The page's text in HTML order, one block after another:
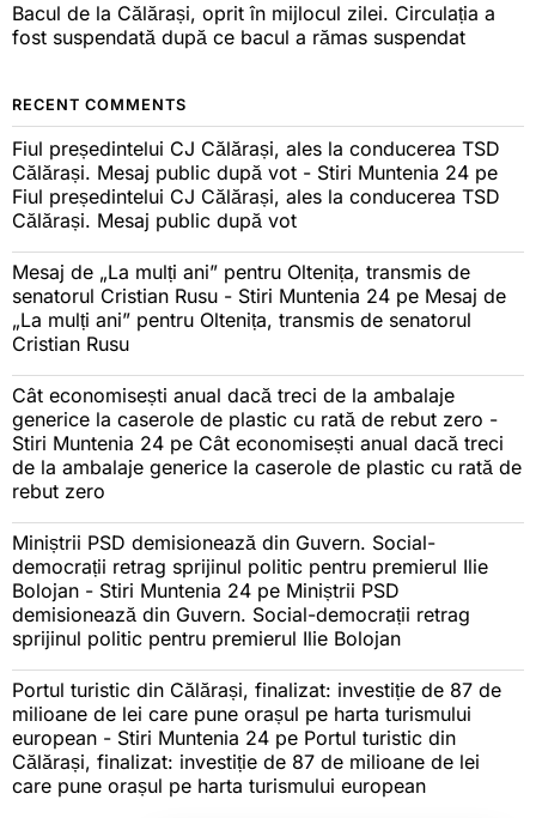
Bacul de la Călărași, oprit în mijlocul zilei. Circulația a
fost suspendată după ce bacul a rămas suspendat
RECENT COMMENTS
Fiul președintelui CJ Călărași, ales la conducerea TSD
Călărași. Mesaj public după vot - Stiri Muntenia 24 pe
Fiul președintelui CJ Călărași, ales la conducerea TSD
Călărași. Mesaj public după vot
Mesaj de „La mulți ani” pentru Oltenița, transmis de
senatorul Cristian Rusu - Stiri Muntenia 24 pe Mesaj de
„La mulți ani” pentru Oltenița, transmis de senatorul
Cristian Rusu
Cât economisești anual dacă treci de la ambalaje
generice la caserole de plastic cu rată de rebut zero -
Stiri Muntenia 24 pe Cât economisești anual dacă treci
de la ambalaje generice la caserole de plastic cu rată de
rebut zero
Miniștrii PSD demisionează din Guvern. Social-
democrații retrag sprijinul politic pentru premierul Ilie
Bolojan - Stiri Muntenia 24 pe Miniștrii PSD
demisionează din Guvern. Social-democrații retrag
sprijinul politic pentru premierul Ilie Bolojan
Portul turistic din Călărași, finalizat: investiție de 87 de
milioane de lei care pune orașul pe harta turismului
european - Stiri Muntenia 24 pe Portul turistic din
Călărași, finalizat: investiție de 87 de milioane de lei
care pune orașul pe harta turismului european